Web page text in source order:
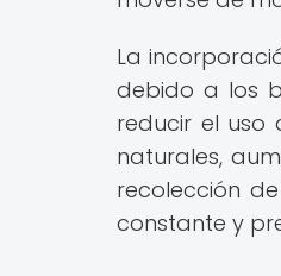
La
debido a los
reducir el uso
naturales,
recolección
constante y